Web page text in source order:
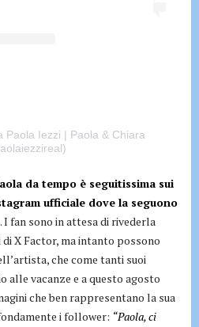
Paola Iezzi | Paola & Chiara
da tempo è seguitissima sui
ufficiale dove la seguono
. I fan sono in attesa di rivederla
X Factor, ma intanto possono
che come tanti suoi
alle vacanze e a questo agosto
che ben rappresentano la sua
i follower: “Paola, ci